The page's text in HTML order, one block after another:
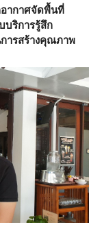
อากาศจัดพื้นที่
ริการรู้สึก
ารสร้างคุณภาพ